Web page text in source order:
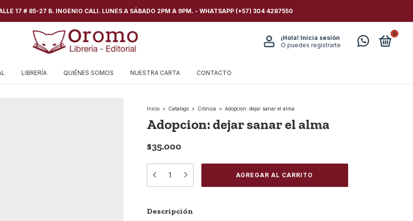
17 # 85-27 B. INGENIO CALI. LUNES A SÁBADO 2PM A 9PM. - WHATSAPP (+57) 304 4287550
¡Hola! Inicia sesión
O puedes registrarte
0
LIBRERÍA QUIÉNES SOMOS NUESTRA CARTA CONTACTO
Inicio > Catalogo > Crónica > Adopcion: dejar sanar el alma
Adopcion: dejar sanar el alma
$35.000
Descripción